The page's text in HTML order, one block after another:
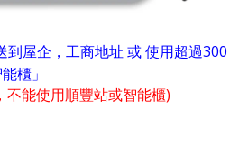
到屋企，工商地址 或 使用超過300
櫃」
能使用順豐站或智能櫃)